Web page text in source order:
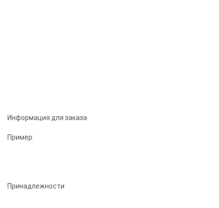
Информация для заказа
Пример:
Принадлежности